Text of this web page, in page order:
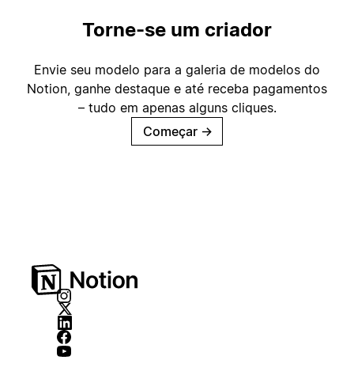
Torne-se um criador
Envie seu modelo para a galeria de modelos do
Notion, ganhe destaque e até receba pagamentos
– tudo em apenas alguns cliques.
Começar →